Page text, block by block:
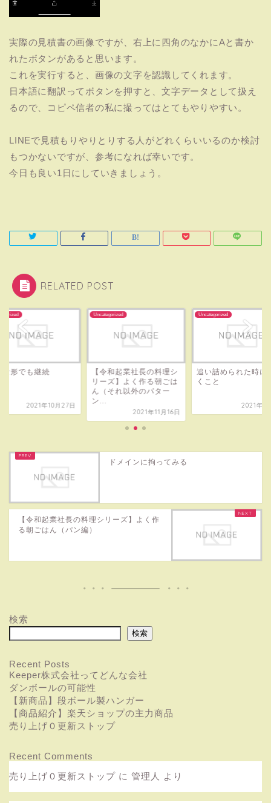
実際の見積書の画像ですが、右上に四角のなかにAと書か
れたボタンがあると思います。
これを実行すると、画像の文字を認識してくれます。
日本語に翻訳ってボタンを押すと、文字データとして扱え
るので、コピペ信者の私に撮ってはとてもやりやすい。
LINEで見積もりやりとりする人がどれくらいいるのか検討
もつかないですが、参考になれば幸いです。
今日も良い1日にしていきましょう。
RELATED POST
な形でも継続
2021年10月27日
Uncategorized
【令和起業社長の料理シ
リーズ】よく作る朝ごは
ん（それ以外のパター
ン...
2021年11月16日
Uncategorized
追い詰められた時に
くこと
2021年11
ドメインに拘ってみる
【令和起業社長の料理シリーズ】よく作
る朝ごはん（パン編）
検索
検索
Recent Posts
Keeper株式会社ってどんな会社
ダンボールの可能性
【新商品】段ボール製ハンガー
【商品紹介】楽天ショップの主力商品
売り上げ０更新ストップ
Recent Comments
売り上げ０更新ストップ に 管理人 より